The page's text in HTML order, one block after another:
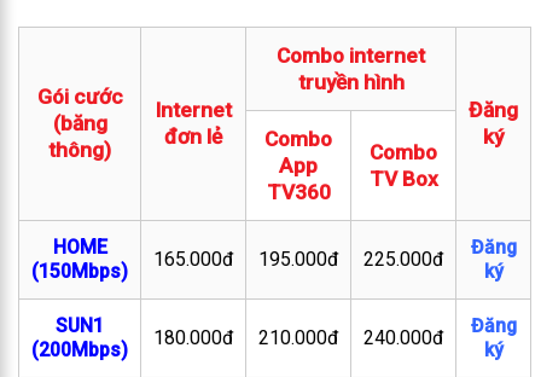
Gói cước
(băng
thông)
Internet
đơn lẻ
Combo internet
truyền hình
Đăng
ký
Combo
App
TV360
Combo
TV Box
HOME
(150Mbps)
165.000đ 195.000đ 225.000đ
Đăng
ký
SUN1
(200Mbps)
180.000đ 210.000đ 240.000đ
Đăng
ký